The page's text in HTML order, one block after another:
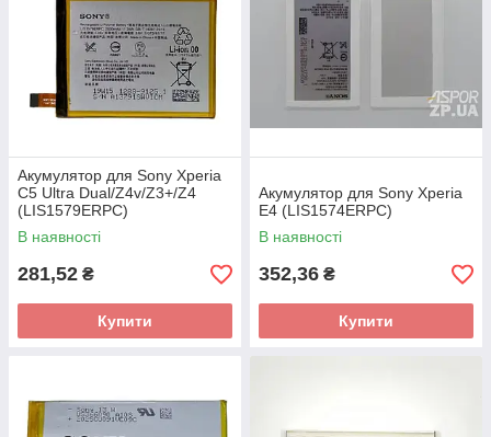
Акумулятор для Sony Xperia
C5 Ultra Dual/Z4v/Z3+/Z4
(LIS1579ERPC)
В наявності
281,52 ₴
Купити
Акумулятор для Sony Xperia
E4 (LIS1574ERPC)
В наявності
352,36 ₴
Купити